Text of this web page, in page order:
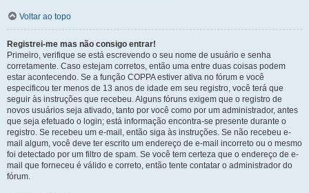
Voltar ao topo
Registrei-me mas não consigo entrar!
Primeiro, verifique se está escrevendo o seu nome de usuário e senha
corretamente. Caso estejam corretos, então uma entre duas coisas podem
estar acontecendo. Se a função COPPA estiver ativa no fórum e você
especificou ter menos de 13 anos de idade em seu registro, você terá que
seguir às instruções que recebeu. Alguns fóruns exigem que o registro de
novos usuários seja ativado, tanto por você como por um administrador, antes
que seja efetuado o login; está informação encontra-se presente durante o
registro. Se recebeu um e-mail, então siga às instruções. Se não recebeu e-
mail algum, você deve ter escrito um endereço de e-mail incorreto ou o mesmo
foi detectado por um filtro de spam. Se você tem certeza que o endereço de e-
mail que forneceu é válido e correto, então tente contatar o administrador do
fórum.